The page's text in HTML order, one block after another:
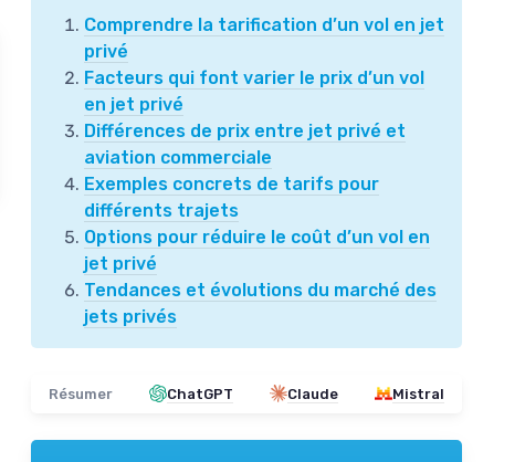
Comprendre la tarification d’un vol en jet
privé
Facteurs qui font varier le prix d’un vol
en jet privé
Différences de prix entre jet privé et
aviation commerciale
Exemples concrets de tarifs pour
différents trajets
Options pour réduire le coût d’un vol en
jet privé
Tendances et évolutions du marché des
jets privés
Résumer ChatGPT Claude Mistral